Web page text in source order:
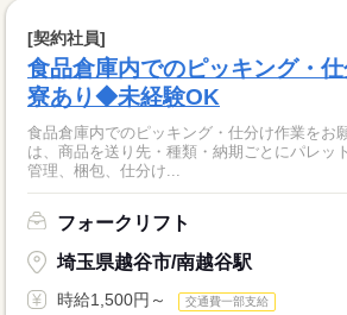
[契約社員]
食品倉庫内でのピッキング・
寮あり◆未経験OK
食品倉庫内でのピッキング・仕分け作業をお
は、商品を送り先・種類・納期ごとにパレッ
管理、梱包、仕分け...
フォークリフト
埼玉県越谷市/南越谷駅
時給1,500円～ 交通費一部支給